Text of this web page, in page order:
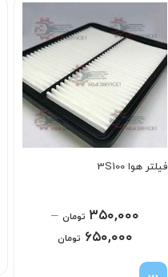
فیلتر هوا 3S100
۳۵۰,۰۰۰ تومان –
۶۵۰,۰۰۰ تومان